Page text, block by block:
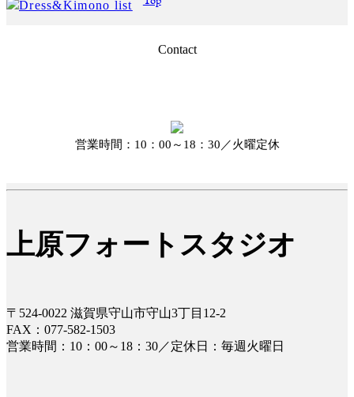
Dress&Kimono list
Contact
営業時間：10：00～18：30／火曜定休
上原フォートスタジオ
〒524-0022 滋賀県守山市守山3丁目12-2
FAX：077-582-1503
営業時間：10：00～18：30／定休日：毎週火曜日